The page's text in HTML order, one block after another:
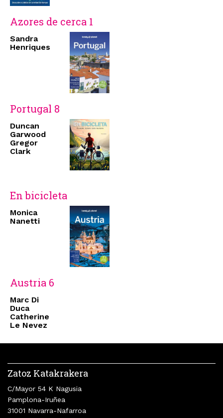
Azores de cerca 1
Sandra
Henriques
Portugal 8
Duncan
Garwood
Gregor
Clark
En bicicleta
Monica
Nanetti
Austria 6
Marc Di
Duca
Catherine
Le Nevez
Zatoz Katakrakera
C/Mayor 54 K Nagusia
Pamplona-Iruñea
31001 Navarra-Nafarroa